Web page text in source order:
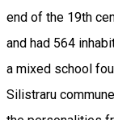
end of the 19th
and had 564
a mixed school
Silistraru